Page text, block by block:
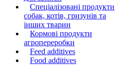
Спеціалізовані продукти
собак, котів, гризунів та
інших тварин
Кормові продукти
агропереробки
Feed additives
Food additives